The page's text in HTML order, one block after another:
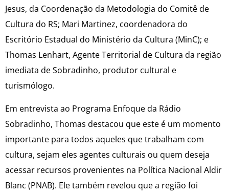
Jesus, da Coordenação da Metodologia do Comitê de
Cultura do RS; Mari Martinez, coordenadora do
Escritório Estadual do Ministério da Cultura (MinC); e
Thomas Lenhart, Agente Territorial de Cultura da região
imediata de Sobradinho, produtor cultural e
turismólogo.
Em entrevista ao Programa Enfoque da Rádio
Sobradinho, Thomas destacou que este é um momento
importante para todos aqueles que trabalham com
cultura, sejam eles agentes culturais ou quem deseja
acessar recursos provenientes na Política Nacional Aldir
Blanc (PNAB). Ele também revelou que a região foi